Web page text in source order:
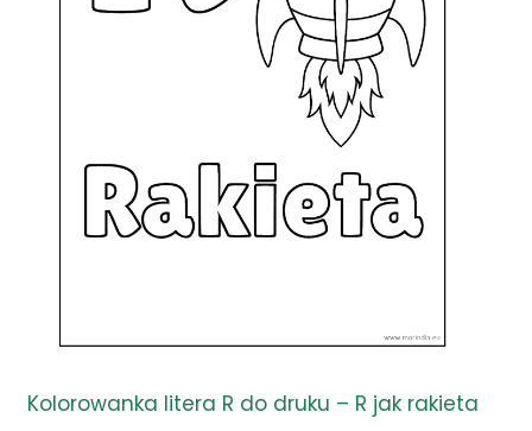
Kolorowanka litera R do druku – R jak rakieta